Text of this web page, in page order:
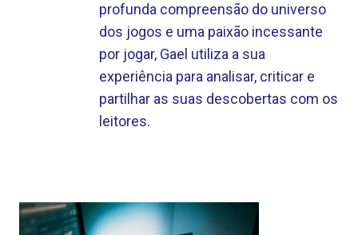
profunda compreensão do universo
dos jogos e uma paixão incessante
por jogar, Gael utiliza a sua
experiência para analisar, criticar e
partilhar as suas descobertas com os
leitores.